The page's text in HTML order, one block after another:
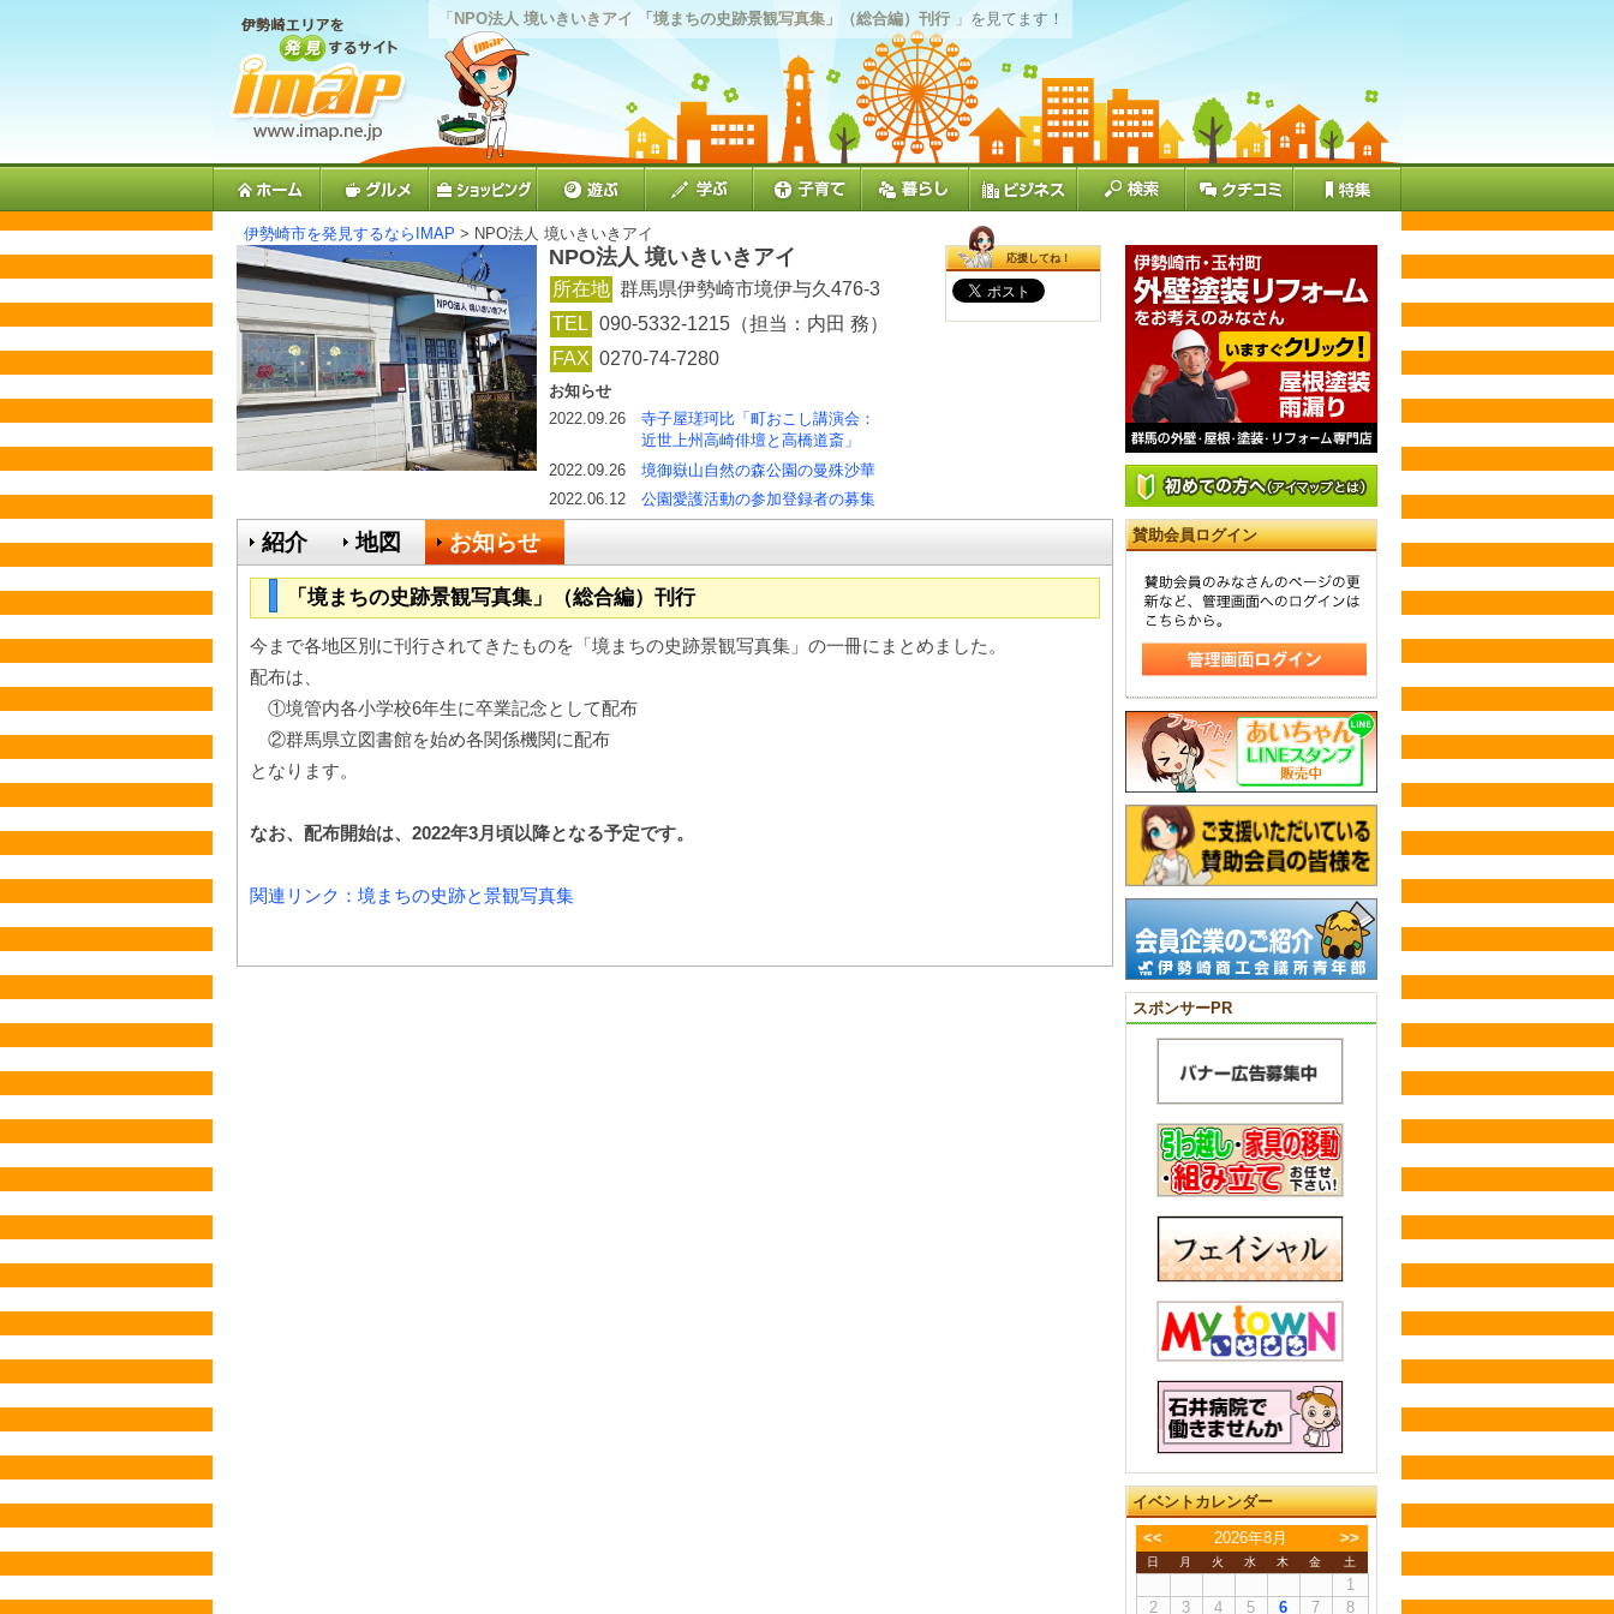
「NPO法人 境いきいきアイ 「境まちの史跡景観写真集」（総合編）刊行 」を見てます！
伊勢崎市を発見するならIMAP > NPO法人 境いきいきアイ
NPO法人 境いきいきアイ
所在地 群馬県伊勢崎市境伊与久476‐3
TEL 090-5332-1215（担当：内田 務）
FAX 0270-74-7280
お知らせ
2022.09.26
寺子屋瑳珂比「町おこし講演会：
近世上州高崎俳壇と高橋道斎」
2022.09.26
境御嶽山自然の森公園の曼殊沙華
2022.06.12
公園愛護活動の参加登録者の募集
応援してね！
紹介 地図 お知らせ
「境まちの史跡景観写真集」（総合編）刊行
今まで各地区別に刊行されてきたものを「境まちの史跡景観写真集」の一冊にまとめました。
配布は、
①境管内各小学校6年生に卒業記念として配布
②群馬県立図書館を始め各関係機関に配布
となります。
なお、配布開始は、2022年3月頃以降となる予定です。
関連リンク：境まちの史跡と景観写真集
賛助会員ログイン
スポンサーPR
イベントカレンダー
<<
2026年8月 >>
日 月 火 水 木 金 土
1
2
3 4 5 6 7 8